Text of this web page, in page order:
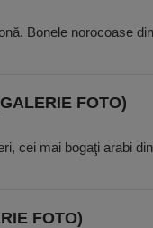
Bonele norocoase din
FOTO)
cei mai bogaţi arabi din
FOTO)